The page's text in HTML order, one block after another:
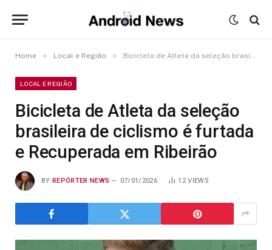
Home » Local e Região » Bicicleta de Atleta da seleção brasileira de ciclismo é furtada e Recuperada em Ribeirão
LOCAL E REGIÃO
Bicicleta de Atleta da seleção
brasileira de ciclismo é furtada
e Recuperada em Ribeirão
BY REPÓRTER NEWS 07/01/2026 12VIEWS